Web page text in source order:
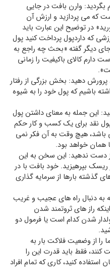
بگردید: وارن بافت در جایی
که می پردازید و ارزش آن
در توضیح این عبارت باید
که داردپول پرداخت کنید پول
دیگر گفته «بحث چه راجع به
کالای باکیفیت را زمانی
دهید: بخش بزرگی از رفتار
باشیم که پول خود را به شیوه
این جمله به معنای داشتن پول
نقد برای یک کسب و کار حکم
باشد، هیچ وقت به آن فکر نمی
همان خواهد بود.
دست ندهید: این سخن به این
ریسک بپرهیزید. خود بافت با در
گذشته بارها از سرمایه گذاری
به دنبال راه های عجیب و غریب
راز های ثروتمند شدن
شدن کدام است یا فرمول دو
را از وضعیت فلاکت بار به
فقط باید قدرت این را
استفاده کنید، کاری که تمام افراد